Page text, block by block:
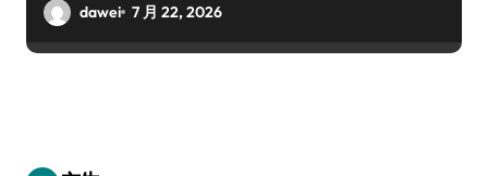
dawei 7 月 22, 2026